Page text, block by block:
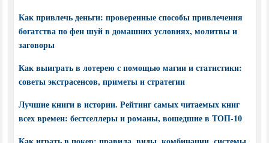
Как привлечь деньги: проверенные способы привлечения
богатства по фен шуй в домашних условиях, молитвы и
заговоры
Как выиграть в лотерею с помощью магии и статистики:
советы экстрасенсов, приметы и стратегии
Лучшие книги в истории. Рейтинг самых читаемых книг
всех времен: бестселлеры и романы, вошедшие в ТОП-10